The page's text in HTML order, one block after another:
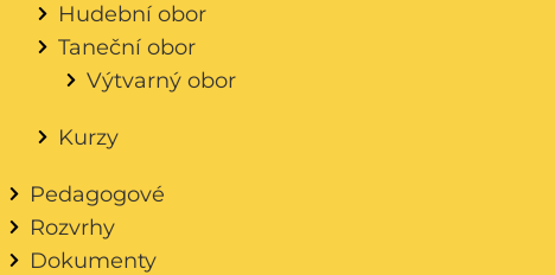
Hudební obor
Taneční obor
Výtvarný obor
Kurzy
Pedagogové
Rozvrhy
Dokumenty